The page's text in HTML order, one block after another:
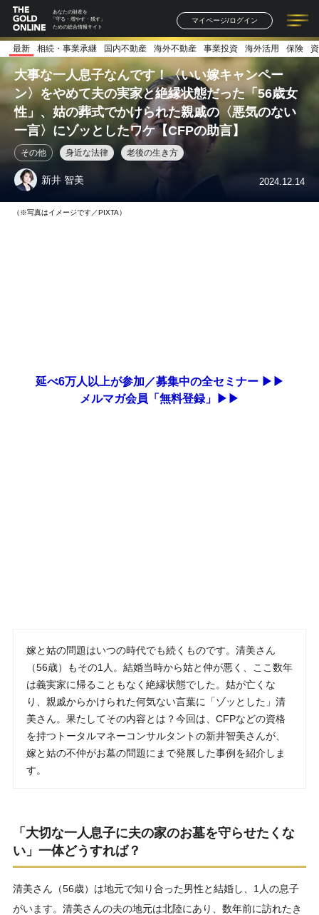
あなたの財産を
「守る・増やす・残す」
ための総合情報サイト
マイページ/ログイン
記事一覧 連載一覧
著者一覧 書籍一覧
最新 相続・事業承継 国内不動産 海外不動産 事業投資 海外活用 保険
大事な一人息子なんです！〈いい嫁キャンペー
ン〉をやめて夫の実家と絶縁状態だった「56歳女
性」、姑の葬式でかけられた親戚の〈悪気のない
一言〉にゾッとしたワケ【CFPの助言】
その他 身近な法律 老後の生き方
新井 智美 2024.12.14
（※写真はイメージです／PIXTA）
延べ6万人以上が参加／募集中の全セミナー ▶▶
メルマガ会員「無料登録」▶▶
嫁と姑の問題はいつの時代でも続くものです。清美さん
（56歳）もその1人。結婚当時から姑と仲が悪く、ここ数年
は義実家に帰ることもなく絶縁状態でした。姑が亡くな
り、親戚からかけられた何気ない言葉に「ゾッとした」清
美さん。果たしてその内容とは？今回は、CFPなどの資格
を持つトータルマネーコンサルタントの新井智美さんが、
嫁と姑の不仲がお墓の問題にまで発展した事例を紹介しま
す。
「大切な一人息子に夫の家のお墓を守らせたくな
い」一体どうすれば？
清美さん（56歳）は地元で知り合った男性と結婚し、1人の息子
がいます。清美さんの夫の地元は北陸にあり、数年前に訪れたき